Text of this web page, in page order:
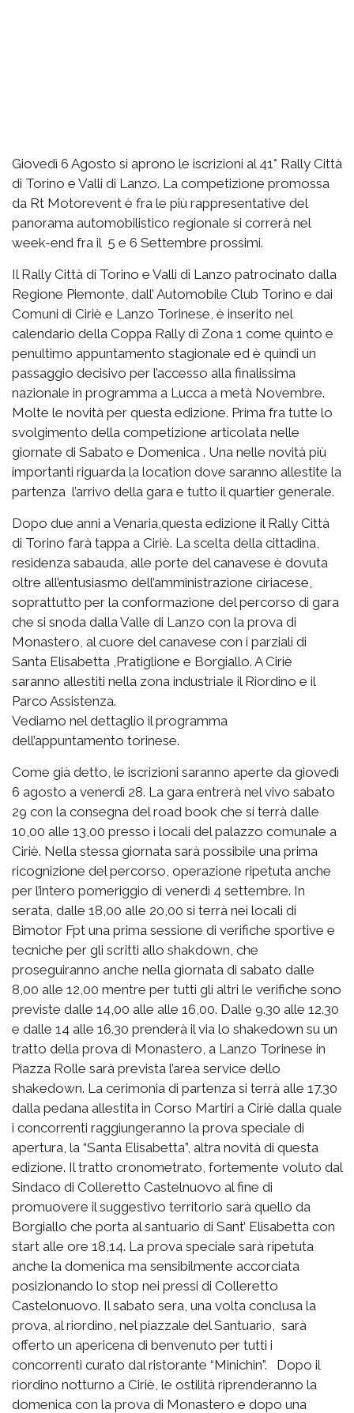
Giovedì 6 Agosto si aprono le iscrizioni al 41° Rally Città
di Torino e Valli di Lanzo. La competizione promossa
da Rt Motorevent è fra le più rappresentative del
panorama automobilistico regionale si correrà nel
week-end fra il 5 e 6 Settembre prossimi.
Il Rally Città di Torino e Valli di Lanzo patrocinato dalla
Regione Piemonte, dall’ Automobile Club Torino e dai
Comuni di Ciriè e Lanzo Torinese, è inserito nel
calendario della Coppa Rally di Zona 1 come quinto e
penultimo appuntamento stagionale ed è quindi un
passaggio decisivo per l’accesso alla finalissima
nazionale in programma a Lucca a metà Novembre.
Molte le novità per questa edizione. Prima fra tutte lo
svolgimento della competizione articolata nelle
giornate di Sabato e Domenica . Una nelle novità più
importanti riguarda la location dove saranno allestite la
partenza l’arrivo della gara e tutto il quartier generale.
Dopo due anni a Venaria,questa edizione il Rally Città
di Torino farà tappa a Ciriè. La scelta della cittadina,
residenza sabauda, alle porte del canavese è dovuta
oltre all’entusiasmo dell’amministrazione ciriacese,
soprattutto per la conformazione del percorso di gara
che si snoda dalla Valle di Lanzo con la prova di
Monastero, al cuore del canavese con i parziali di
Santa Elisabetta ,Pratiglione e Borgiallo. A Ciriè
saranno allestiti nella zona industriale il Riordino e il
Parco Assistenza.
Vediamo nel dettaglio il programma
dell’appuntamento torinese.
Come già detto, le iscrizioni saranno aperte da giovedì
6 agosto a venerdì 28. La gara entrerà nel vivo sabato
29 con la consegna del road book che si terrà dalle
10,00 alle 13,00 presso i locali del palazzo comunale a
Ciriè. Nella stessa giornata sarà possibile una prima
ricognizione del percorso, operazione ripetuta anche
per l’intero pomeriggio di venerdì 4 settembre. In
serata, dalle 18,00 alle 20,00 si terrà nei locali di
Bimotor Fpt una prima sessione di verifiche sportive e
tecniche per gli scritti allo shakdown, che
proseguiranno anche nella giornata di sabato dalle
8,00 alle 12,00 mentre per tutti gli altri le verifiche sono
previste dalle 14,00 alle alle 16,00. Dalle 9.30 alle 12.30
e dalle 14 alle 16.30 prenderà il via lo shakedown su un
tratto della prova di Monastero, a Lanzo Torinese in
Piazza Rolle sarà prevista l’area service dello
shakedown. La cerimonia di partenza si terrà alle 17.30
dalla pedana allestita in Corso Martiri a Ciriè dalla quale
i concorrenti raggiungeranno la prova speciale di
apertura, la “Santa Elisabetta”, altra novità di questa
edizione. Il tratto cronometrato, fortemente voluto dal
Sindaco di Colleretto Castelnuovo al fine di
promuovere il suggestivo territorio sarà quello da
Borgiallo che porta al santuario di Sant’ Elisabetta con
start alle ore 18,14. La prova speciale sarà ripetuta
anche la domenica ma sensibilmente accorciata
posizionando lo stop nei pressi di Colleretto
Castelonuovo. Il sabato sera, una volta conclusa la
prova, al riordino, nel piazzale del Santuario, sarà
offerto un apericena di benvenuto per tutti i
concorrenti curato dal ristorante “Minichin”. Dopo il
riordino notturno a Ciriè, le ostilità riprenderanno la
domenica con la prova di Monastero e dopo una